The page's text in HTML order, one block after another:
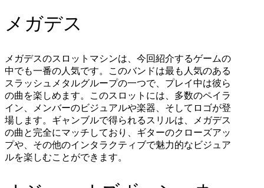
メガデス
メガデスのスロットマシンは、今回紹介するゲームの
中でも一番の人気です。このバンドは最も人気のある
スラッシュメタルグループの一つで、プレイ中は彼ら
の曲を楽しめます。このスロットには、多数のペイラ
イン、メンバーのビジュアルや楽器、そしてロゴが登
場します。ギャンブルで得られるスリルは、メガデス
の曲と完全にマッチしており、ギターのクローズアッ
プや、その他のインタラクティブで魅力的なビジュア
ルを楽しむことができます。